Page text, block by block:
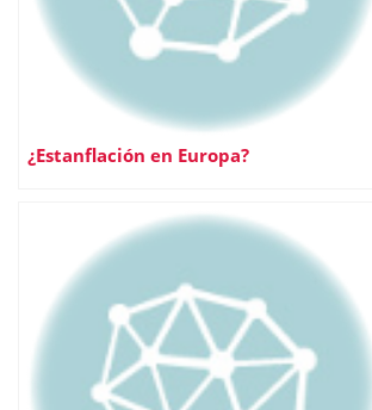
¿Estanflación en Europa?